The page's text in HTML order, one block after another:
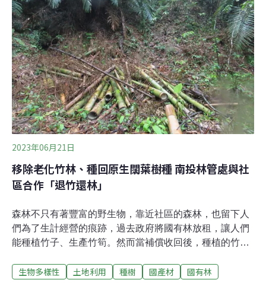
本運來建材，無印良品首次透過林業署與在地木材廠合
作，門市裝潢都使用台灣木材，不但減少海運碳足跡，也
讓固碳量較高的木頭取代塑膠、水泥，成為打造室內空間
的新主角。台灣無印良品總經理吉田明裕表示，無印良品
不止要販售民眾生活所需，也要與在地連結，期待有更多
在地企業看到無印良品重視永續商機，並加入行列。林華
慶表示，林業署希望藉這次與無印良品的合作
2023年06月21日
移除老化竹林、種回原生闊葉樹種 南投林管處與社
區合作「退竹還林」
森林不只有著豐富的野生物，靠近社區的森林，也留下人
們為了生計經營的痕跡，過去政府將國有林放租，讓人們
能種植竹子、生產竹筍。然而當補償收回後，種植的竹林
象。為了恢復森林生態系，南投林管處啟動「退竹還林」
生物多樣性 土地利用 種樹 國產材 國有林